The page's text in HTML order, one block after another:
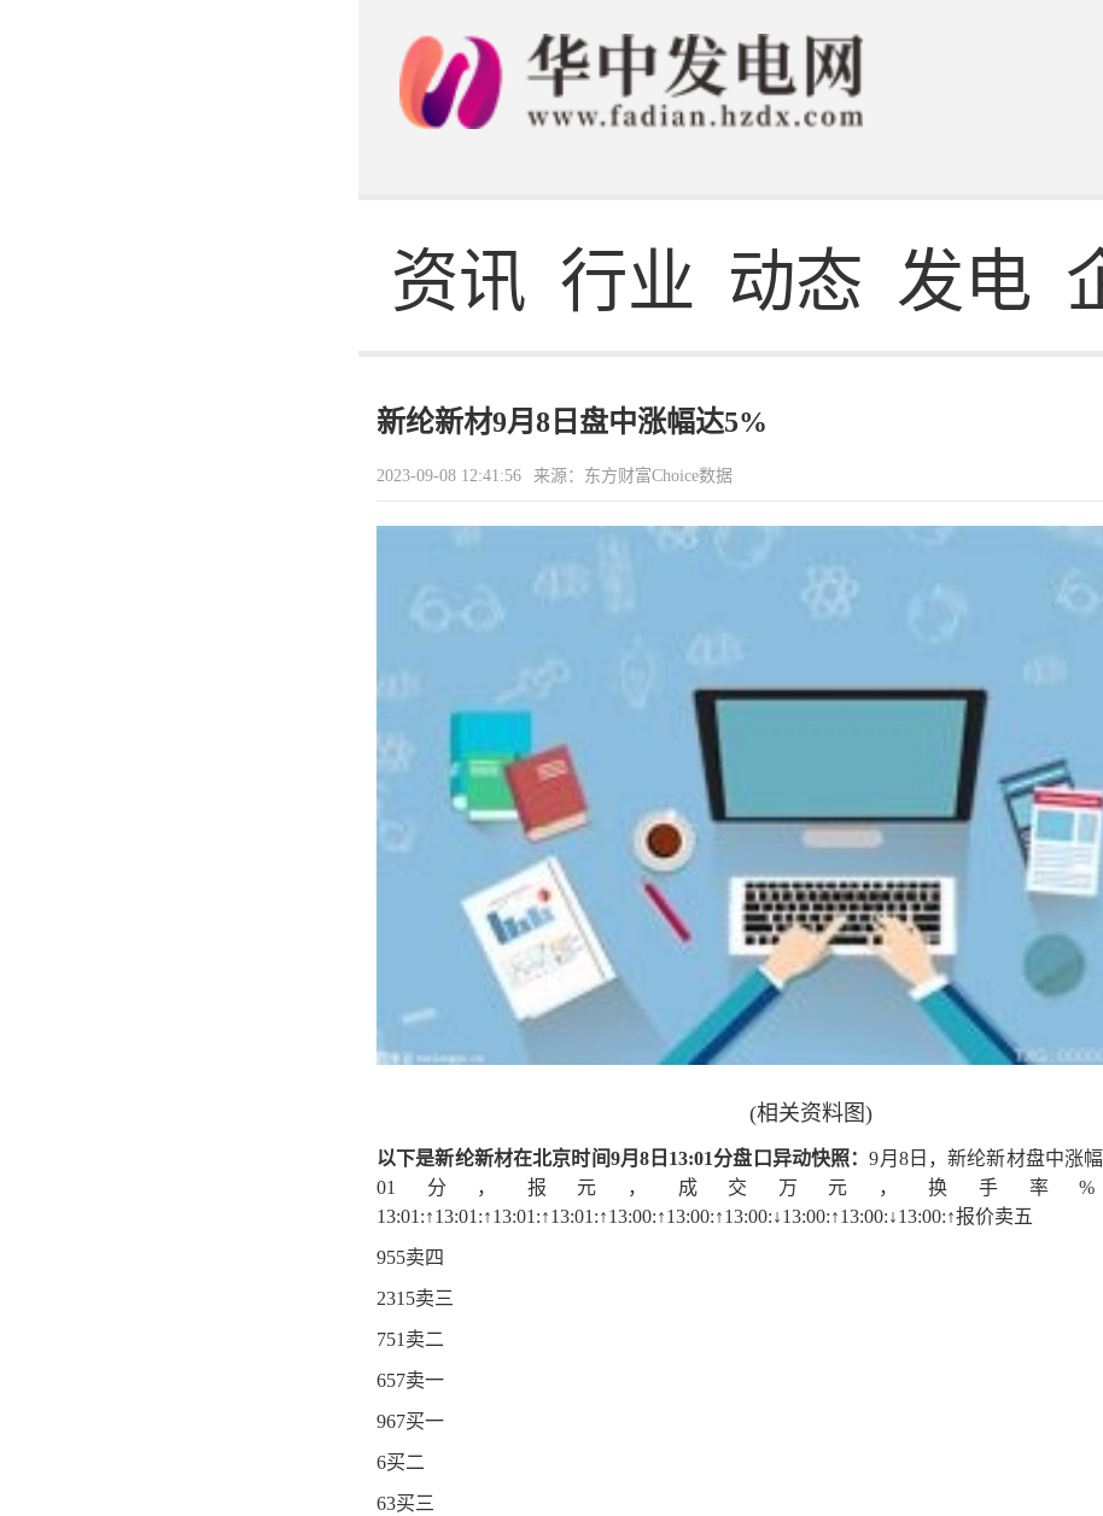
资讯 行业 动态 发电
新纶新材9月8日盘中涨幅达5%
2023-09-08 12:41:56 来源：东方财富Choice数据
(相关资料图)
以下是新纶新材在北京时间9月8日13:01分盘口异动快照：9月8日，新纶新材盘中涨
01分，报元，成交万元，换手率
13:01:↑13:01:↑13:01:↑13:01:↑13:00:↑13:00:↑13:00:↓13:00:↑13:00:↓13:00:↑报价卖五
955卖四
2315卖三
751卖二
657卖一
967买一
6买二
63买三